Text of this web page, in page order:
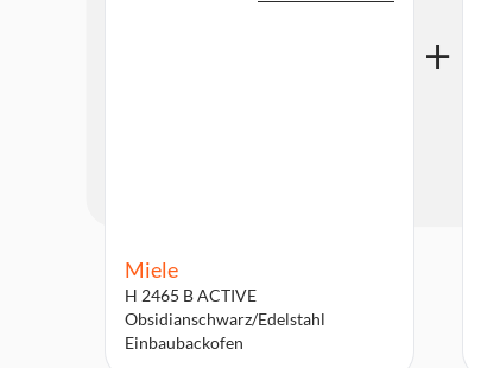
Miele
H 2465 B ACTIVE
Obsidianschwarz/Edelstahl
Einbaubackofen